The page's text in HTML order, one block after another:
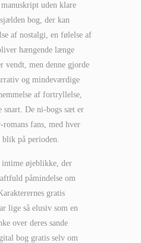
uden klare
bog, der kan
af nostalgi, en følelse af
hængende længe
vendt, men denne gjorde
og mindeværdige
af fortryllelse,
De ni-bogs sæt er
romans fans, med hver
på perioden.
intime øjeblikke, der
påmindelse om
gratis
lige så elusiv som en
over deres sande
bog gratis selv om